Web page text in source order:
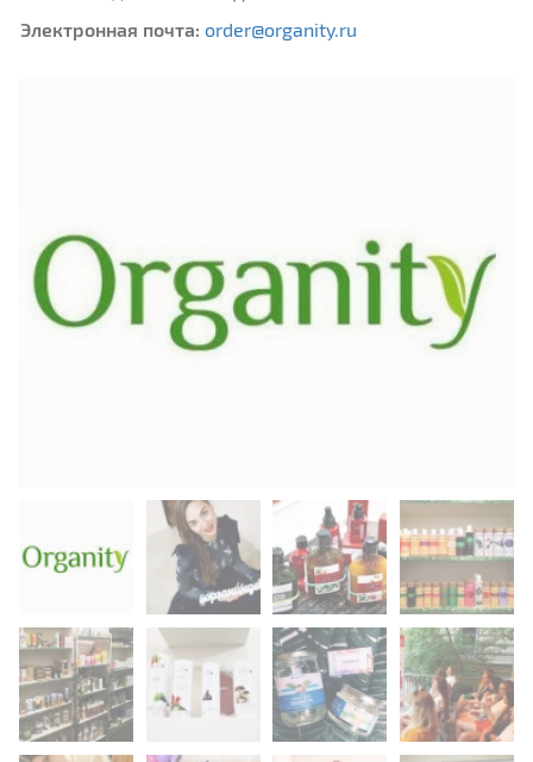
Электронная почта: order@organity.ru